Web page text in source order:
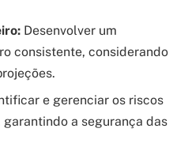
Desenvolver um
consistente, considerando
e gerenciar os riscos
a segurança das